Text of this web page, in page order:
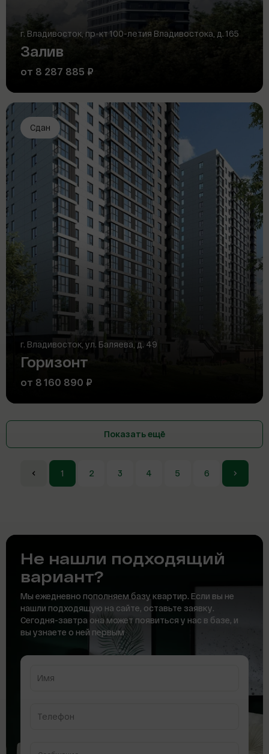
г. Владивосток, пр-кт 100-летия Владивостока, д. 165
Залив
от 8 287 885 ₽
Сдан
г. Владивосток, ул. Баляева, д. 49
Горизонт
от 8 160 890 ₽
1 2 3 4 5 6
Показать ещё
Не нашли подходящий
вариант?
Мы ежедневно пополняем базу квартир. Если вы не
нашли подходящую на сайте, оставьте заявку.
Сегодня-завтра она может появиться у нас в базе, и
вы узнаете о ней первым
Имя
Телефон